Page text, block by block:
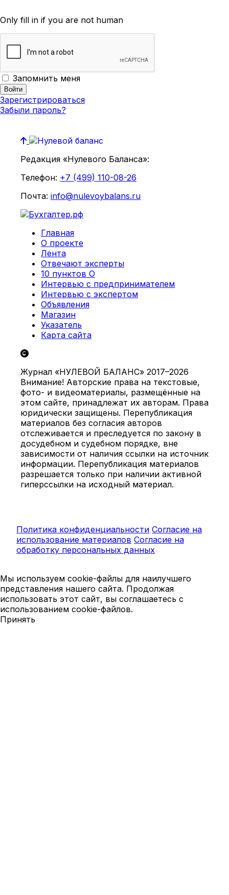
Only fill in if you are not human
Запомнить меня
Зарегистрироваться
Забыли пароль?
Редакция «Нулевого Баланса»:
Телефон: +7 (499) 110-08-26
Почта: info@nulevoybalans.ru
Главная
О проекте
Лента
Отвечают эксперты
10 пунктов О
Интервью с предпринимателем
Интервью с экспертом
Объявления
Магазин
Указатель
Карта сайта
Журнал «НУЛЕВОЙ БАЛАНС» 2017–2026
Внимание! Авторские права на текстовые,
фото- и видеоматериалы, размещённые на
этом сайте, принадлежат их авторам. Права
юридически защищены. Перепубликация
материалов без согласия авторов
отслеживается и преследуется по закону в
досудебном и судебном порядке, вне
зависимости от наличия ссылки на источник
информации. Перепубликация материалов
разрешается только при наличии активной
гиперссылки на исходный материал.
Политика конфиденциальности Согласие на
использование материалов Согласие на
обработку персональных данных
Мы используем cookie-файлы для наилучшего
представления нашего сайта. Продолжая
использовать этот сайт, вы соглашаетесь с
использованием cookie-файлов.
Принять